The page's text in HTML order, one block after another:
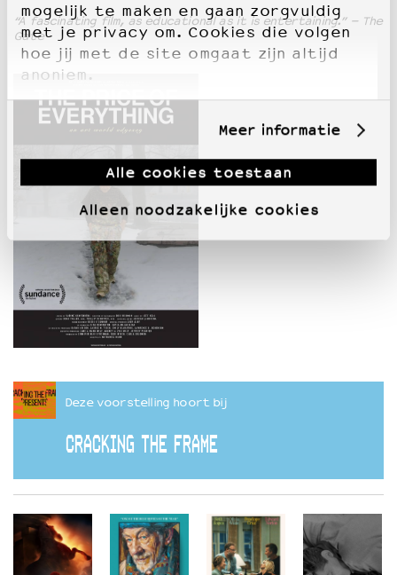
mogelijk te maken en gaan zorgvuldig
met je privacy om. Cookies die volgen
hoe jij met de site omgaat zijn altijd
anoniem.
Meer informatie
Alle cookies toestaan
Alleen noodzakelijke cookies
“A fascinating film, as educational as it is entertaining.” – The
Gate
Deze voorstelling hoort bij
CRACKING THE FRAME